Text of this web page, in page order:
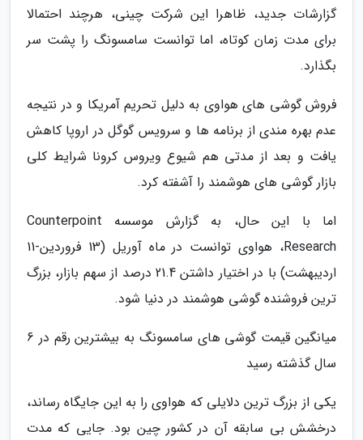
گزارشات جدید، ظاهرا این شرکت چینی، هرچند احتمالا
برای مدت زمان کوتاه، اما توانست سامسونگ را پشت سر
بگذارد.
فروش گوشی های هواوی به دلیل تحریم آمریکا و در نتیجه
عدم بهره مندی از برنامه ها و سرویس گوگل در اروپا کاهش
یافت و بعد از مدتی هم شیوع ویروس کرونا شرایط کلی
بازار گوشی های هوشمند را آشفته کرد.
اما با این حال، به گزارش موسسه Counterpoint
Research، هواوی توانست در ماه آوریل (13 فروردین-11
اردیبهشت) با در اختیار داشتن 21.4 درصد از سهم بازار، بزرگ
ترین فروشنده گوشی هوشمند در دنیا شود.
میانگین قیمت گوشی های سامسونگ به بیشترین رقم در 6
سال گذشته رسید
یکی از بزرگ ترین دلایلی که هواوی را به این جایگاه رساند،
درخشش بی سابقه آن در کشور چین بود. جایی که مدت